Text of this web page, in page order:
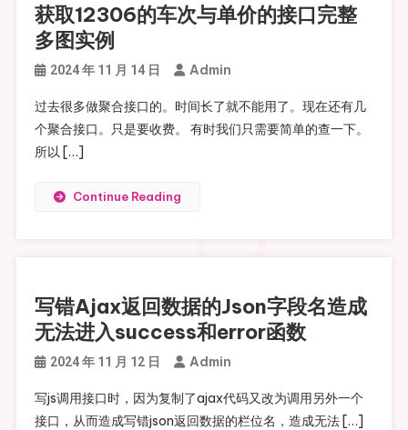
获取12306的车次与单价的接口完整
多图实例
2024 年 11 月 14 日 Admin
过去很多做聚合接口的。时间长了就不能用了。现在还有几
个聚合接口。只是要收费。 有时我们只需要简单的查一下。
所以 […]
Continue Reading
写错Ajax返回数据的Json字段名造成
无法进入success和error函数
2024 年 11 月 12 日 Admin
写js调用接口时，因为复制了ajax代码又改为调用另外一个
接口，从而造成写错json返回数据的栏位名，造成无法 […]